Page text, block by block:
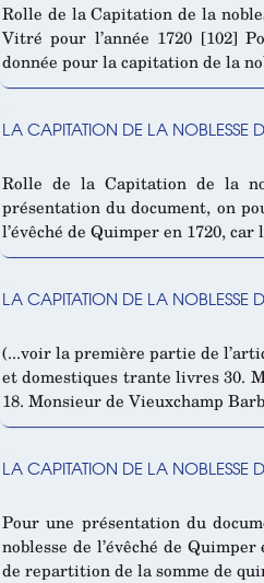
Rolle de la Capitation de la
Vitré pour l’année 1720 [102]
donnée pour la capitation de la
LA CAPITATION DE LA NOBLESSE
Rolle de la Capitation de la
présentation du document, on
l’évêché de Quimper en 1720,
LA CAPITATION DE LA NOBLESSE
(...voir la première partie de
et domestiques trante livres 30.
18. Monsieur de Vieuxchamp
LA CAPITATION DE LA NOBLESSE
Pour une présentation du
noblesse de l’évêché de
de repartition de la somme de